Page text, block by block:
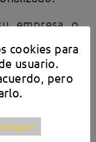
empresa o
y de
cookies para
usuario.
pero